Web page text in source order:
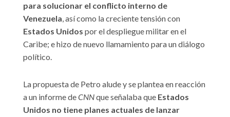
para solucionar el conflicto interno de
Venezuela, así como la creciente tensión con
Estados Unidos por el despliegue militar en el
Caribe; e hizo de nuevo llamamiento para un diálogo
político.
La propuesta de Petro alude y se plantea en reacción
a un informe deCNNque señalaba que Estados
Unidos no tiene planes actuales de lanzar